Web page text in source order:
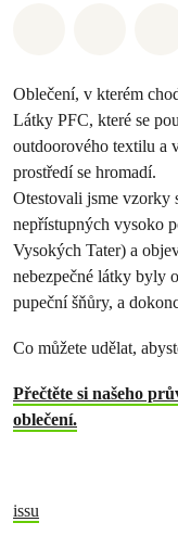
Oblečení, v kterém
Látky PFC, které se
outdoorového textilu a
prostředí se hromadí.
Otestovali jsme vzorky
nepřístupných vysoko
Vysokých Tater) a
nebezpečné látky byly
pupeční šňůry, a
Co můžete udělat,
Přečtěte si našeho
oblečení.
issu